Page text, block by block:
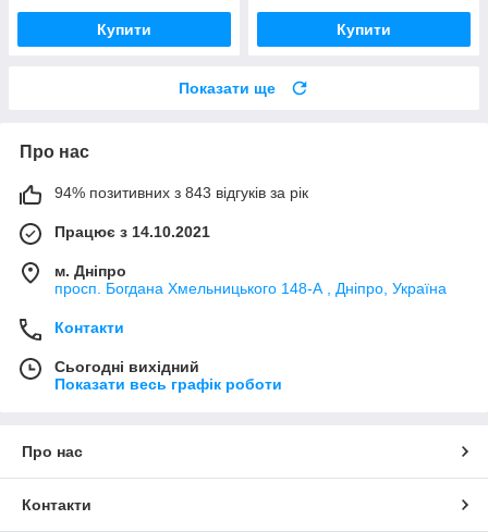
Купити Купити
Показати ще
Про нас
94% позитивних з 843 відгуків за рік
Працює з 14.10.2021
м. Дніпро
просп. Богдана Хмельницького 148-А , Дніпро, Україна
Контакти
Сьогодні вихідний
Показати весь графік роботи
Про нас
Контакти